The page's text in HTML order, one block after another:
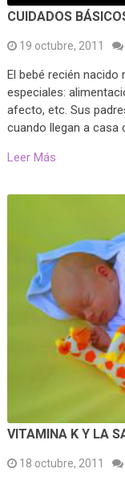
CUIDADOS
19 octubre, 2011
El bebé recién nacido
especiales:
afecto, etc. Sus
cuando llegan a casa
Leer Más
VITAMINA K Y LA
18 octubre, 2011